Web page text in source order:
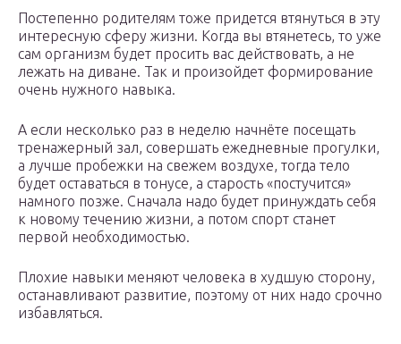
Постепенно родителям тоже придется втянуться в эту
интересную сферу жизни. Когда вы втянетесь, то уже
сам организм будет просить вас действовать, а не
лежать на диване. Так и произойдет формирование
очень нужного навыка.
А если несколько раз в неделю начнёте посещать
тренажерный зал, совершать ежедневные прогулки,
а лучше пробежки на свежем воздухе, тогда тело
будет оставаться в тонусе, а старость «постучится»
намного позже. Сначала надо будет принуждать себя
к новому течению жизни, а потом спорт станет
первой необходимостью.
Плохие навыки меняют человека в худшую сторону,
останавливают развитие, поэтому от них надо срочно
избавляться.